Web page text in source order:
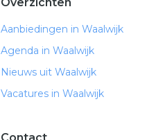
Aanbiedingen in Waalwijk
Agenda in Waalwijk
Nieuws uit Waalwijk
Vacatures in Waalwijk